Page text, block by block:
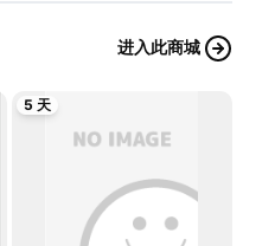
进入此商城
5 天